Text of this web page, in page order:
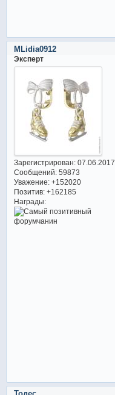
MLidia0912
Эксперт
Зарегистрирован: 07.06.2017
Сообщений:59873
Уважение: +152020
Позитив: +162185
Награды: